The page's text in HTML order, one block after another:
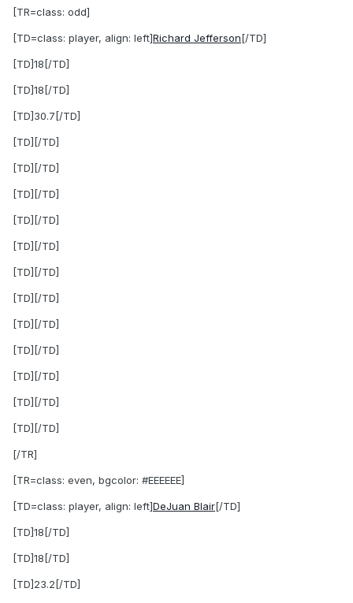
[TR=class: odd]
[TD=class: player, align: left]Richard Jefferson[/TD]
[TD]18[/TD]
[TD]18[/TD]
[TD]30.7[/TD]
[TD][/TD]
[TD][/TD]
[TD][/TD]
[TD][/TD]
[TD][/TD]
[TD][/TD]
[TD][/TD]
[TD][/TD]
[TD][/TD]
[TD][/TD]
[TD][/TD]
[TD][/TD]
[/TR]
[TR=class: even, bgcolor: #EEEEEE]
[TD=class: player, align: left]DeJuan Blair[/TD]
[TD]18[/TD]
[TD]18[/TD]
[TD]23.2[/TD]